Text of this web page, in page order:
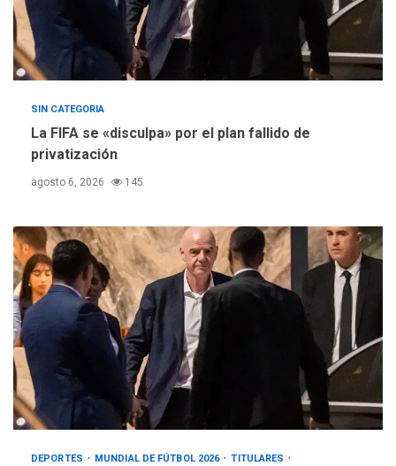
SIN CATEGORIA
La FIFA se «disculpa» por el plan fallido de
privatización
agosto 6, 2026 145
DEPORTES MUNDIAL DE FÚTBOL 2026
TITULARES